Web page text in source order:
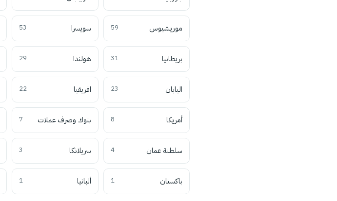
موريشيوس 59 سويسرا 53
بريطانيا 31 هولندا 29
اليابان 23 افريقيا 22
أمريكا 8 بنوك وصرف عملات 7
سلطنة عمان 4 سريلانكا 3
باكستان 1 ألبانيا 1